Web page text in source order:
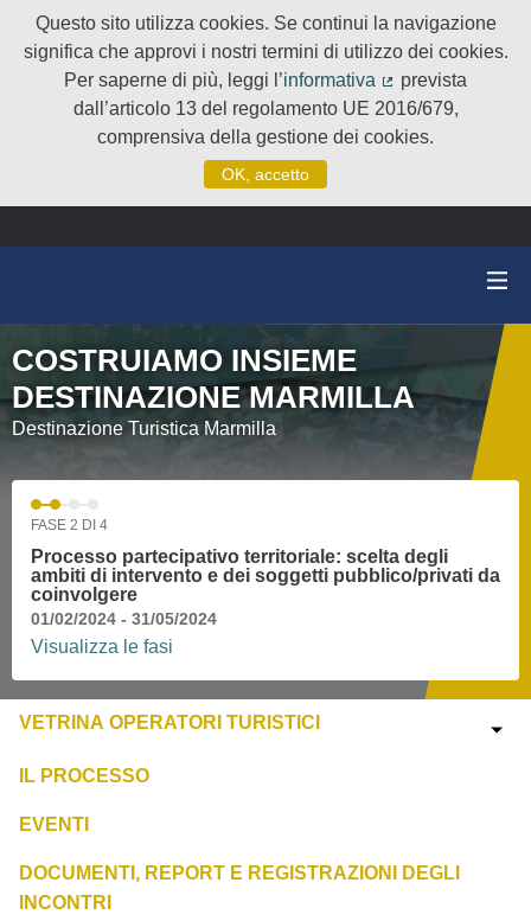
Questo sito utilizza cookies. Se continui la navigazione
significa che approvi i nostri termini di utilizzo dei cookies.
Per saperne di più, leggi l’informativa
(Collegamento
prevista
dall’articolo 13 del regolamento UE 2016/679,
comprensiva della gestione dei cookies.
OK, accetto
COSTRUIAMO INSIEME
DESTINAZIONE MARMILLA
Destinazione Turistica Marmilla
FASE 2 DI 4
Processo partecipativo territoriale: scelta degli
ambiti di intervento e dei soggetti pubblico/privati da
coinvolgere
01/02/2024 - 31/05/2024
Visualizza le fasi
VETRINA OPERATORI TURISTICI
IL PROCESSO
EVENTI
DOCUMENTI, REPORT E REGISTRAZIONI DEGLI
INCONTRI